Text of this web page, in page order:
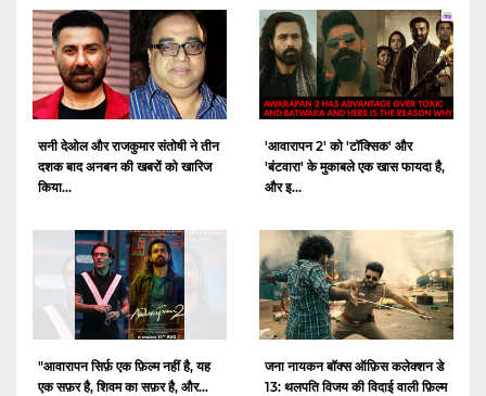
सनी देओल और राजकुमार संतोषी ने तीन
दशक बाद अनबन की खबरों को खारिज
किया...
'आवारापन 2' को 'टॉक्सिक' और
'बंटवारा' के मुकाबले एक खास फायदा है,
और इ...
"आवारापन सिर्फ़ एक फ़िल्म नहीं है, यह
एक सफ़र है, शिवम का सफ़र है, और...
जना नायकन बॉक्स ऑफ़िस कलेक्शन डे
13: थलपति विजय की विदाई वाली फ़िल्म